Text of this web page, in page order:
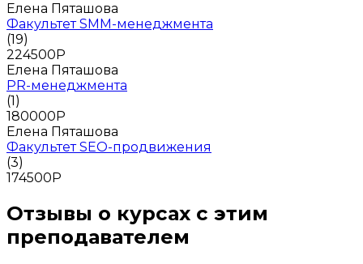
Елена Пяташова
Факультет SMM-менеджмента
(19)
224500Р
Елена Пяташова
PR-менеджмента
(1)
180000Р
Елена Пяташова
Факультет SEO-продвижения
(3)
174500Р
Отзывы о курсах с этим
преподавателем